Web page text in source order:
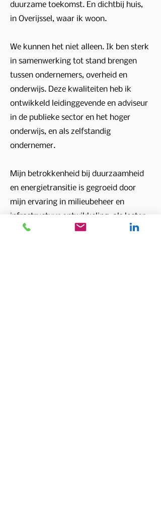
duurzame toekomst. En dichtbij huis,
in Overijssel, waar ik woon.
We kunnen het niet alleen. Ik ben sterk
in samenwerking tot stand brengen
tussen ondernemers, overheid en
onderwijs. Deze kwaliteiten heb ik
ontwikkeld leidinggevende en adviseur
in de publieke sector en het hoger
onderwijs, en als zelfstandig
ondernemer.
Mijn betrokkenheid bij duurzaamheid
en energietransitie is gegroeid door
mijn ervaring in milieubeheer en
infrastructuur ontwikkeling, als lector
voor de energietransitie van de havens